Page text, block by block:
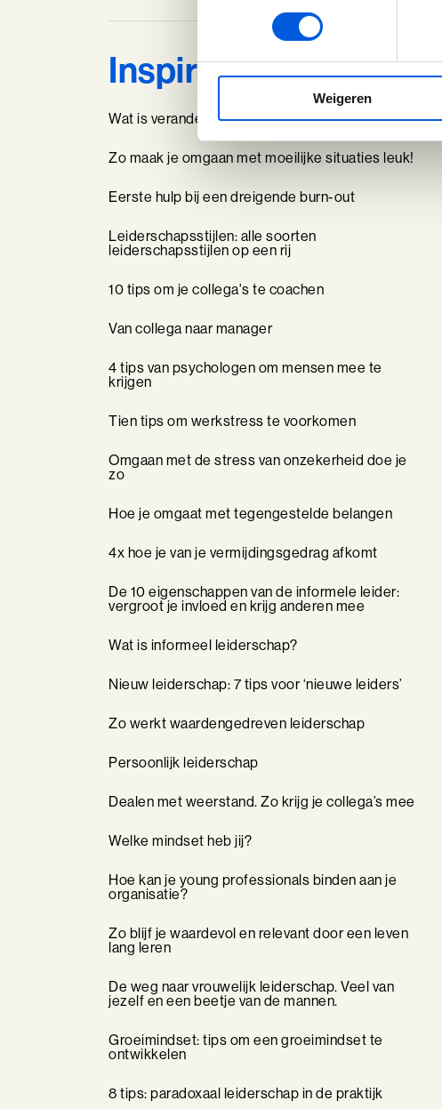
Weigeren
Inspiratie
Wat is verandermanagement?
Zo maak je omgaan met moeilijke situaties leuk!
Eerste hulp bij een dreigende burn-out
Leiderschapsstijlen: alle soorten
leiderschapsstijlen op een rij
10 tips om je collega's te coachen
Van collega naar manager
4 tips van psychologen om mensen mee te
krijgen
Tien tips om werkstress te voorkomen
Omgaan met de stress van onzekerheid doe je
zo
Hoe je omgaat met tegengestelde belangen
4x hoe je van je vermijdingsgedrag afkomt
De 10 eigenschappen van de informele leider:
vergroot je invloed en krijg anderen mee
Wat is informeel leiderschap?
Nieuw leiderschap: 7 tips voor ‘nieuwe leiders’
Zo werkt waardengedreven leiderschap
Persoonlijk leiderschap
Dealen met weerstand. Zo krijg je collega’s mee
Welke mindset heb jij?
Hoe kan je young professionals binden aan je
organisatie?
Zo blijf je waardevol en relevant door een leven
lang leren
De weg naar vrouwelijk leiderschap. Veel van
jezelf en een beetje van de mannen.
Groeimindset: tips om een groeimindset te
ontwikkelen
8 tips: paradoxaal leiderschap in de praktijk